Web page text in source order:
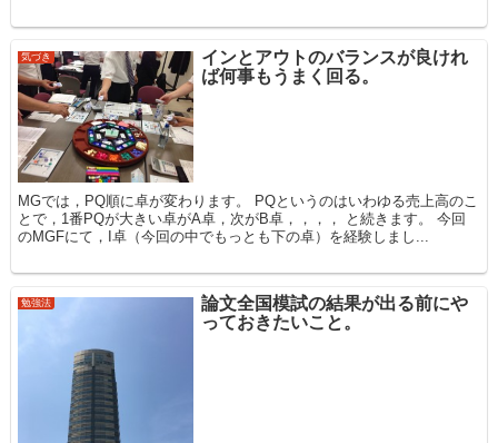
気づき
インとアウトのバランスが良けれ
ば何事もうまく回る。
MGでは，PQ順に卓が変わります。 PQというのはいわゆる売上高のこ
とで，1番PQが大きい卓がA卓，次がB卓，，，， と続きます。 今回
のMGFにて，I卓（今回の中でもっとも下の卓）を経験しまし...
勉強法
論文全国模試の結果が出る前にや
っておきたいこと。